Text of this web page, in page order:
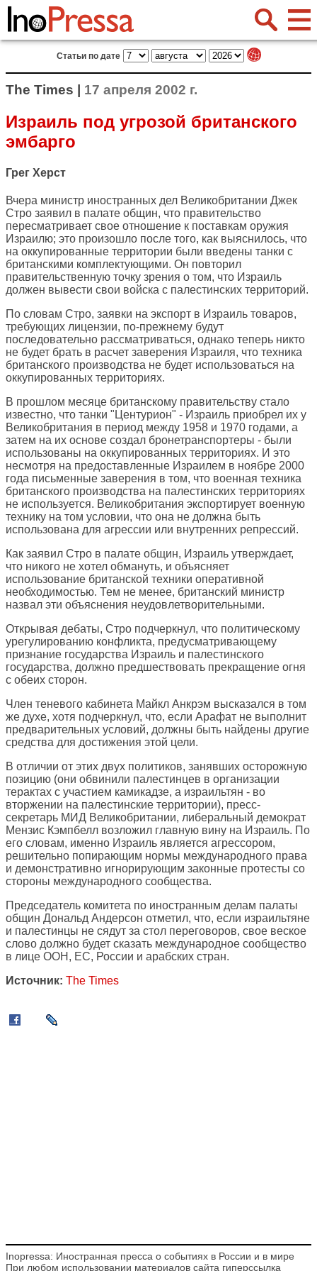
Статьи по дате
The Times | 17 апреля 2002 г.
Израиль под угрозой британского
эмбарго
Грег Херст
Вчера министр иностранных дел Великобритании Джек
Стро заявил в палате общин, что правительство
пересматривает свое отношение к поставкам оружия
Израилю; это произошло после того, как выяснилось, что
на оккупированные территории были введены танки с
британскими комплектующими. Он повторил
правительственную точку зрения о том, что Израиль
должен вывести свои войска с палестинских территорий.
По словам Стро, заявки на экспорт в Израиль товаров,
требующих лицензии, по-прежнему будут
последовательно рассматриваться, однако теперь никто
не будет брать в расчет заверения Израиля, что техника
британского производства не будет использоваться на
оккупированных территориях.
В прошлом месяце британскому правительству стало
известно, что танки "Центурион" - Израиль приобрел их у
Великобритания в период между 1958 и 1970 годами, а
затем на их основе создал бронетранспортеры - были
использованы на оккупированных территориях. И это
несмотря на предоставленные Израилем в ноябре 2000
года письменные заверения в том, что военная техника
британского производства на палестинских территориях
не используется. Великобритания экспортирует военную
технику на том условии, что она не должна быть
использована для агрессии или внутренних репрессий.
Как заявил Стро в палате общин, Израиль утверждает,
что никого не хотел обмануть, и объясняет
использование британской техники оперативной
необходимостью. Тем не менее, британский министр
назвал эти объяснения неудовлетворительными.
Открывая дебаты, Стро подчеркнул, что политическому
урегулированию конфликта, предусматривающему
признание государства Израиль и палестинского
государства, должно предшествовать прекращение огня
с обеих сторон.
Член теневого кабинета Майкл Анкрэм высказался в том
же духе, хотя подчеркнул, что, если Арафат не выполнит
предварительных условий, должны быть найдены другие
средства для достижения этой цели.
В отличии от этих двух политиков, занявших осторожную
позицию (они обвинили палестинцев в организации
терактах с участием камикадзе, а израильтян - во
вторжении на палестинские территории), пресс-
секретарь МИД Великобритании, либеральный демократ
Мензис Кэмпбелл возложил главную вину на Израиль. По
его словам, именно Израиль является агрессором,
решительно попирающим нормы международного права
и демонстративно игнорирующим законные протесты со
стороны международного сообщества.
Председатель комитета по иностранным делам палаты
общин Дональд Андерсон отметил, что, если израильтяне
и палестинцы не сядут за стол переговоров, свое веское
слово должно будет сказать международное сообщество
в лице ООН, ЕС, России и арабских стран.
Источник: The Times
Inopressa: Иностранная пресса о событиях в России и в мире
При любом использовании материалов сайта гиперссылка